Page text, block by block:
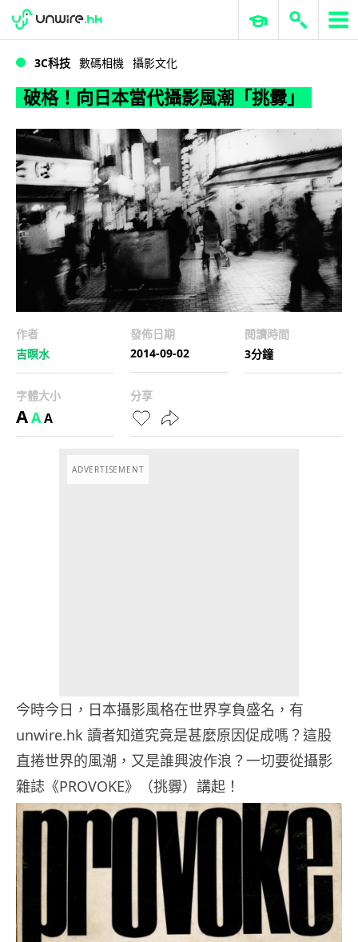
破格！向日本當代攝影風潮「挑釁」
WWDC 2026 ERP 與商業 AI
3C科技 數碼相機 攝影文化
破格！向日本當代攝影風潮「挑釁」
作者
吉暝水
發佈日期
2014-09-02
閱讀時間
3分鐘
字體大小
AAA
分享
ADVERTISEMENT
今時今日，日本攝影風格在世界享負盛名，有
unwire.hk 讀者知道究竟是甚麼原因促成嗎？這股
直捲世界的風潮，又是誰興波作浪？一切要從攝影
雜誌《PROVOKE》（挑釁）講起！